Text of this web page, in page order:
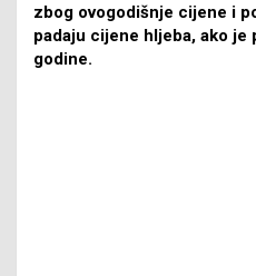
zbog ovogodišnje cijene i
padaju cijene hljeba, ako je
godine.